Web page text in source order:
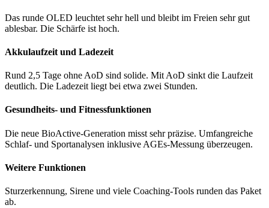
Das runde OLED leuchtet sehr hell und bleibt im Freien sehr gut
ablesbar. Die Schärfe ist hoch.
Akkulaufzeit und Ladezeit
Rund 2,5 Tage ohne AoD sind solide. Mit AoD sinkt die Laufzeit
deutlich. Die Ladezeit liegt bei etwa zwei Stunden.
Gesundheits- und Fitnessfunktionen
Die neue BioActive-Generation misst sehr präzise. Umfangreiche
Schlaf- und Sportanalysen inklusive AGEs-Messung überzeugen.
Weitere Funktionen
Sturzerkennung, Sirene und viele Coaching-Tools runden das Paket
ab.